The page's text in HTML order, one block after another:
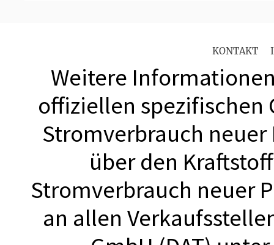
KONTAKT
Weitere
offiziellen spezifischen
Stromverbrauch
über den
Stromverbrauch neuer
an allen